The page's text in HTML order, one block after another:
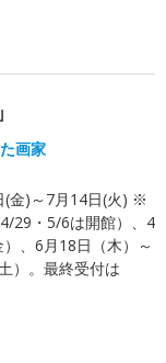
画家
(金)～7月14日(火) ※
29・5/6は開館）、4
、6月18日（木）～
）。最終受付は